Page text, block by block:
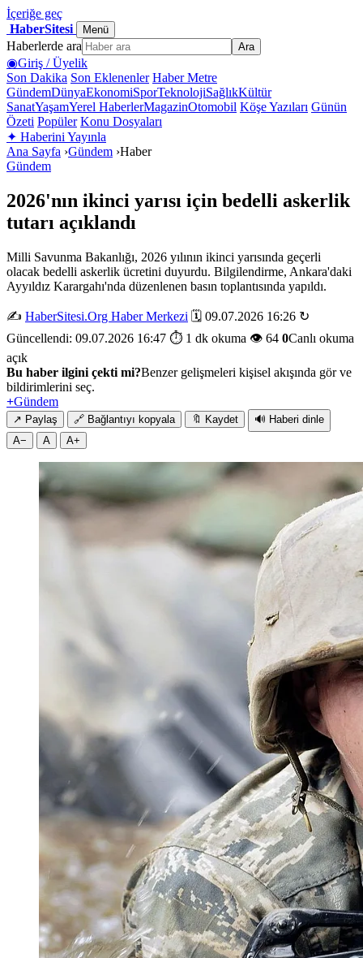
İçeriğe geç
HaberSitesi
Menü
Haberlerde ara Ara
◉Giriş / Üyelik
Son Dakika Son Eklenenler Haber Metre
GündemDünyaEkonomiSporTeknolojiSağlıkKültür
SanatYaşamYerel HaberlerMagazinOtomobil Köşe Yazıları Günün
Özeti Popüler Konu Dosyaları
✦ Haberini Yayınla
Ana Sayfa ›Gündem ›Haber
Gündem
2026'nın ikinci yarısı için bedelli askerlik
tutarı açıklandı
Milli Savunma Bakanlığı, 2026 yılının ikinci yarısında geçerli
olacak bedelli askerlik ücretini duyurdu. Bilgilendirme, Ankara'daki
Ayyıldız Karargahı'nda düzenlenen basın toplantısında yapıldı.
✍️ HaberSitesi.Org Haber Merkezi 🗓️ 09.07.2026 16:26 ↻
Güncellendi: 09.07.2026 16:47 ⏱️ 1 dk okuma 👁️ 64 0Canlı okuma
açık
Bu haber ilgini çekti mi?Benzer gelişmeleri kişisel akışında gör ve
bildirimlerini seç.
+Gündem
↗ Paylaş 🔗 Bağlantıyı kopyala 🔖 Kaydet 🔊 Haberi dinle
A−
A A+